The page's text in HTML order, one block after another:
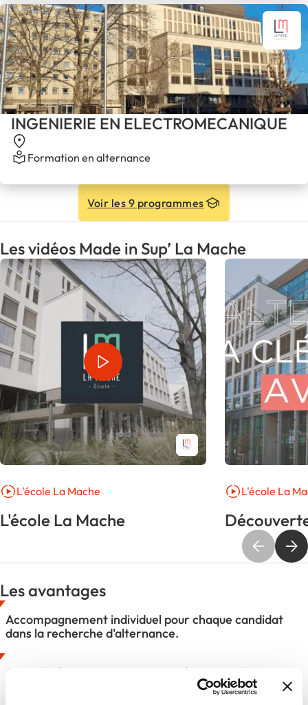
INGENIERIE EN ELECTROMECANIQUE
Formation en alternance
Voir les 9 programmes
Les vidéos Made in Sup’ La Mache
L'école La Mache
L'école La Mache L'école La
Les avantages
Accompagnement individuel pour chaque candidat
dans la recherche d'alternance.
Qualité pédagogique et proximité avec les étudiants